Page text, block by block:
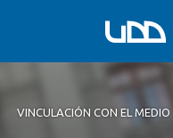
VINCULACIÓN CON EL MEDIO